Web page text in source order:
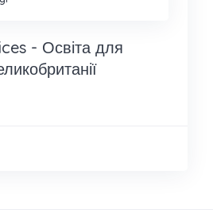
- Освіта для